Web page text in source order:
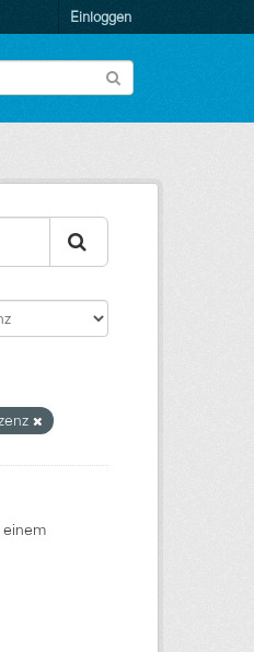
Einloggen